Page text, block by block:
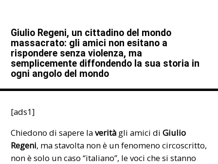
Giulio Regeni, un cittadino del mondo
massacrato: gli amici non esitano a
rispondere senza violenza, ma
semplicemente diffondendo la sua storia in
ogni angolo del mondo
[ads1]
Chiedono di sapere laverità gli amici diGiulio
Regeni, ma stavolta non è un fenomeno circoscritto,
non è solo un caso “italiano”, le voci che si stanno